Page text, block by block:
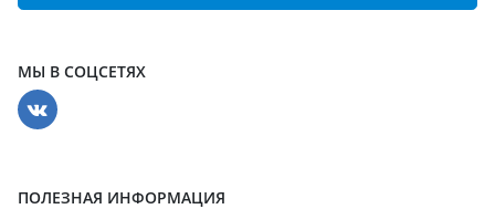
МЫ В СОЦСЕТЯХ
ПОЛЕЗНАЯ ИНФОРМАЦИЯ